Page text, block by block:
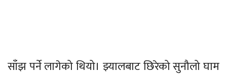
साँझ पर्ने लागेको थियो। झ्यालबाट छिरेको सुनौलो घाम